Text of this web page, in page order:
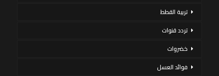
تربية القطط
تردد قنوات
خضروات
فوائد العسل